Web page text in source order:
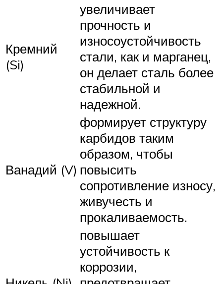
Кремний
(Si)
увеличивает
прочность и
износоустойчивость
стали, как и марганец,
он делает сталь более
стабильной и
надежной.
Ванадий (V)
формирует структуру
карбидов таким
образом, чтобы
повысить
сопротивление износу,
живучесть и
прокаливаемость.
повышает
устойчивость к
коррозии,